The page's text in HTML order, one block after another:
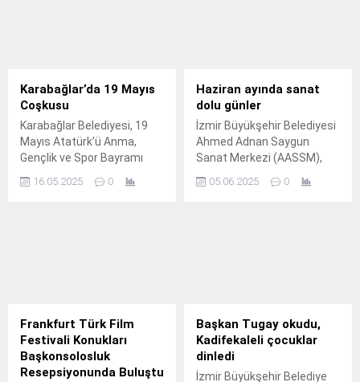
Karabağlar’da 19 Mayıs
Coşkusu
Karabağlar Belediyesi, 19
Mayıs Atatürk’ü Anma,
Gençlik ve Spor Bayramı
coşkulu etkinliklere ev
16.05.2025 0
Haziran ayında sanat
dolu günler
İzmir Büyükşehir Belediyesi
Ahmed Adnan Saygun
Sanat Merkezi (AASSM),
takvimle İzmirlileri sanatla
05.06.2025 0
Frankfurt Türk Film
Festivali Konukları
Başkonsolosluk
Resepsiyonunda Buluştu
Başkan Tugay okudu,
Kadifekaleli çocuklar
dinledi
İzmir Büyükşehir Belediye